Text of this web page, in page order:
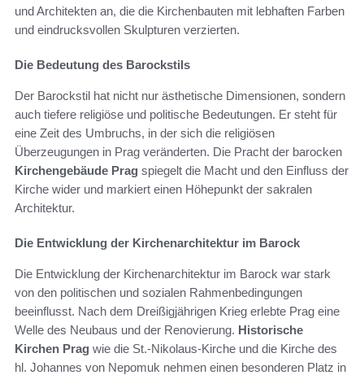
und Architekten an, die die Kirchenbauten mit lebhaften Farben
und eindrucksvollen Skulpturen verzierten.
Die Bedeutung des Barockstils
Der Barockstil hat nicht nur ästhetische Dimensionen, sondern
auch tiefere religiöse und politische Bedeutungen. Er steht für
eine Zeit des Umbruchs, in der sich die religiösen
Überzeugungen in Prag veränderten. Die Pracht der barocken
Kirchengebäude Prag spiegelt die Macht und den Einfluss der
Kirche wider und markiert einen Höhepunkt der sakralen
Architektur.
Die Entwicklung der Kirchenarchitektur im Barock
Die Entwicklung der Kirchenarchitektur im Barock war stark
von den politischen und sozialen Rahmenbedingungen
beeinflusst. Nach dem Dreißigjährigen Krieg erlebte Prag eine
Welle des Neubaus und der Renovierung. Historische
Kirchen Prag wie die St.-Nikolaus-Kirche und die Kirche des
hl. Johannes von Nepomuk nehmen einen besonderen Platz in